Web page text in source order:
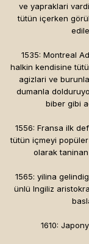
ve yapraklari
tütün içerken
1535: Montreal
halkin kendisine
agizlari ve
dumanla
biber gibi
1556: Fransa ilk
tütün içmeyi
olarak
1565: yilina
ünlü Ingiliz
1610: